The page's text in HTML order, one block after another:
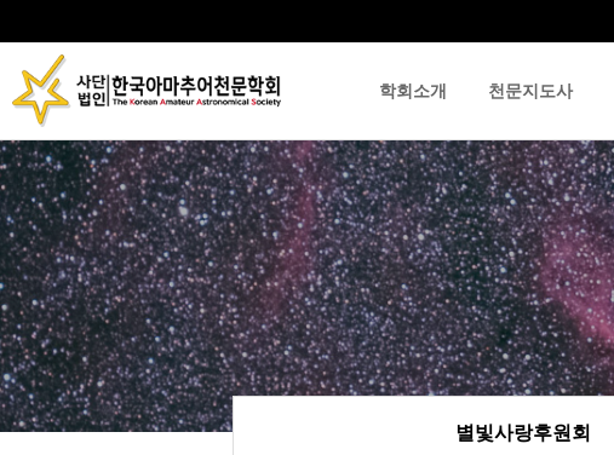
학회소개 천문지도사
하위분류 하위분류
별빛사랑후원회